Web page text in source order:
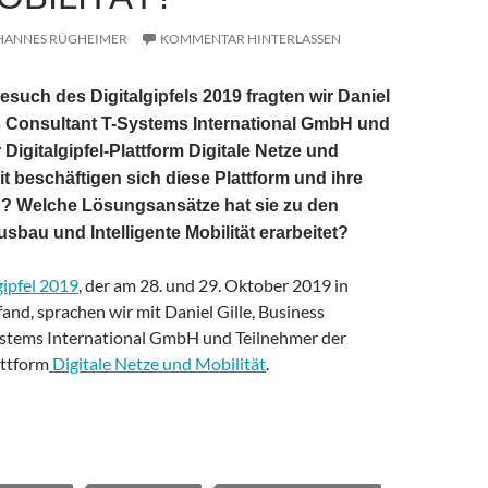
RÜGHEIMER KOMMENTAR HINTERLASSEN
des Digitalgipfels 2019 fragten wir Daniel
T-Systems International GmbH und
Digitalgipfel-Plattform Digitale Netze und
beschäftigen sich diese Plattform und ihre
Welche Lösungsansätze hat sie zu den
und Intelligente Mobilität erarbeitet?
2019, der am 28. und 29. Oktober 2019 in
sprachen wir mit Daniel Gille, Business
International GmbH und Teilnehmer der
Digitale Netze und Mobilität.
Gille, T-Systems: Worum geht es bei der Plattform Digitale